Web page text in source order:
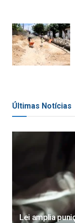
Últimas Notícias
Lei amplia